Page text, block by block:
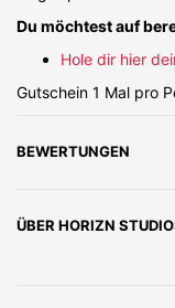
Du möchtest auf
Hole dir hier
Gutschein 1 Mal pro
BEWERTUNGEN
ÜBER HORIZN